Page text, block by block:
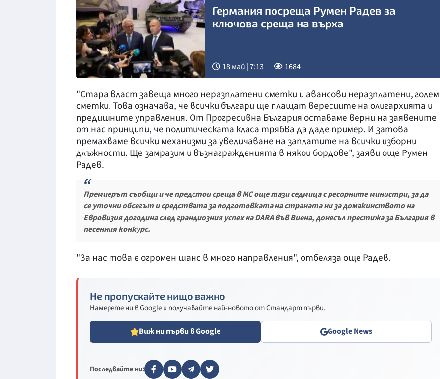
Германия посреща Румен Радев за
ключова среща на върха
18 май | 7:13 1684
"Стара власт завеща много неразплатени сметки и авансови неразплатени,
сметки. Това означава, че всички българи ще плащат вересиите на олигархията и
предишните управления. От Прогресивна България оставаме верни на заявените
от нас принципи, че политическата класа трябва да даде пример. И затова
премахваме всички механизми за увеличаване на заплатите на всички изборни
длъжности. Ще замразим и възнагражденията в някои бордове", заяви още Румен
Радев.
Премиерът съобщи и че предстои среща в МС още тази седмица с ресорните министри, за да
се уточни обсегът и средствата за подготовката на страната ни за домакинството на
Евровизия догодина след грандиозния успех на DARA във Виена, донесъл престижа за България в
песенния конкурс.
"За нас това е огромен шанс в много направления", отбеляза още Радев.
Не пропускайте нищо важно
Намерете ни в Google и получавайте най-новото от Стандарт първи.
Виж ни първи в Google Google News
Последвайте ни: